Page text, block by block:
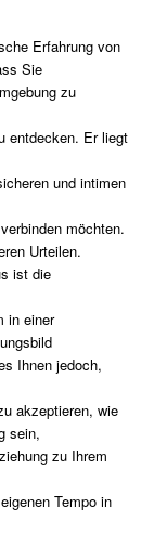
Erfahrung von
Sie
zu
entdecken. Er liegt
und intimen
möchten.
Urteilen.
ist die
in einer
Ihnen jedoch,
akzeptieren, wie
sein,
zu Ihrem
Tempo in